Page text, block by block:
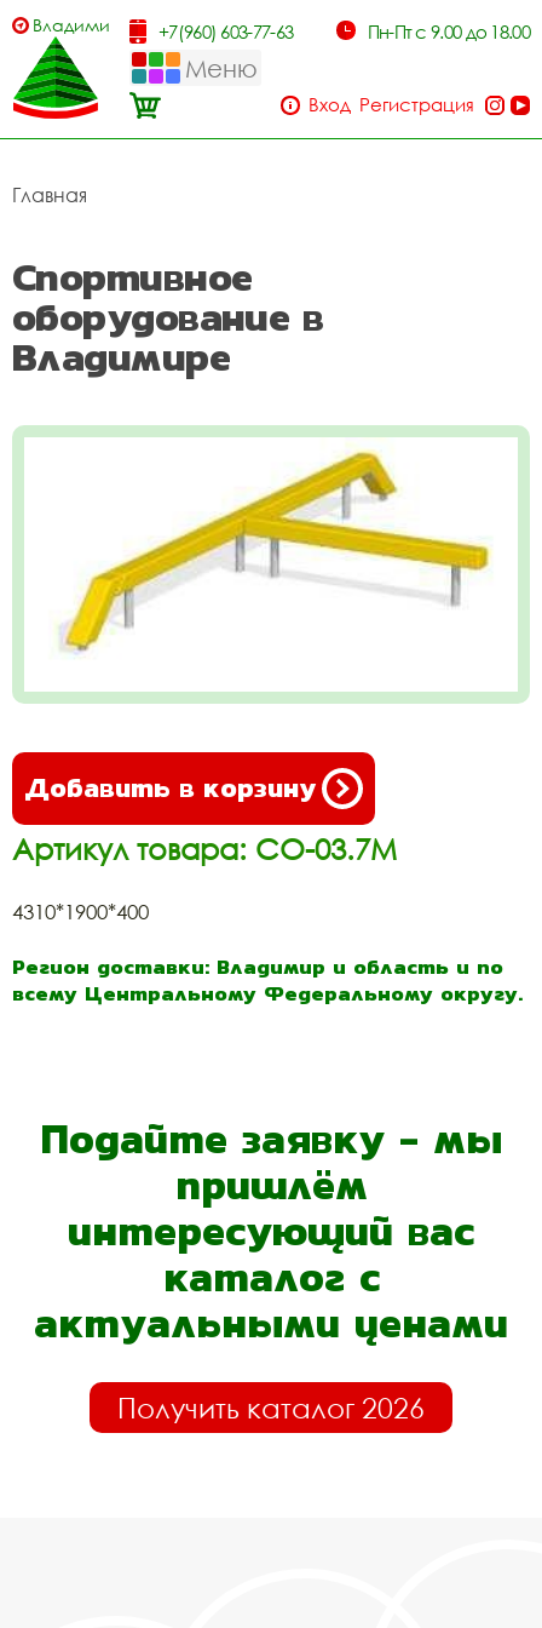
Владимир +7(960) 603-77-63 Пн-Пт с 9.00 до 18.00
Меню
Вход Регистрация
Главная
Спортивное
оборудование в
Владимире
Добавить в корзину
Артикул товара: СО-03.7М
4310*1900*400
Регион доставки: Владимир и область и по
всему Центральному Федеральному округу.
Подайте заявку - мы
пришлём
интересующий вас
каталог с
актуальными ценами
Получить каталог 2026